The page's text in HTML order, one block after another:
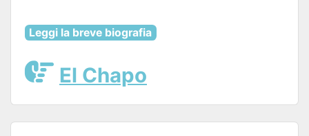
Leggi la breve biografia
El Chapo